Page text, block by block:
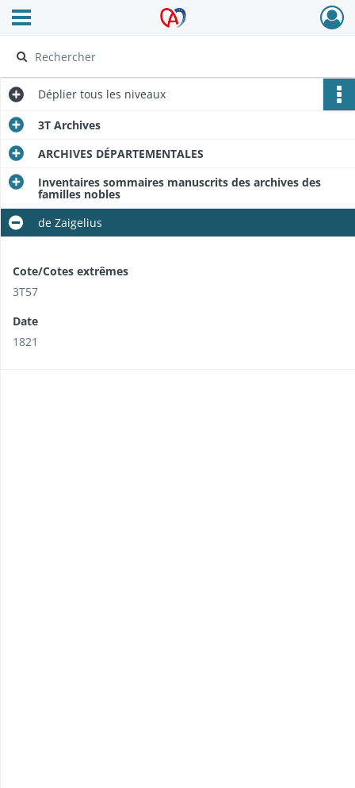
Archives Alsace - Colmar
Ouvrir le menu déroulant
Déplier tous les niveaux
3T Archives
ARCHIVES DÉPARTEMENTALES
Inventaires sommaires manuscrits des archives des
familles nobles
de Zaigelius
Cote/Cotes extrêmes
3T57
Date
1821